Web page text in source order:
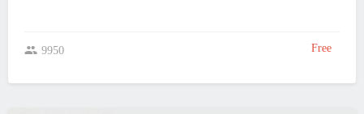
9950 Free